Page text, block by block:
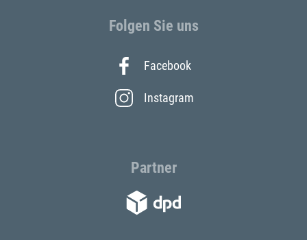
Folgen Sie uns
Facebook
Instagram
Partner